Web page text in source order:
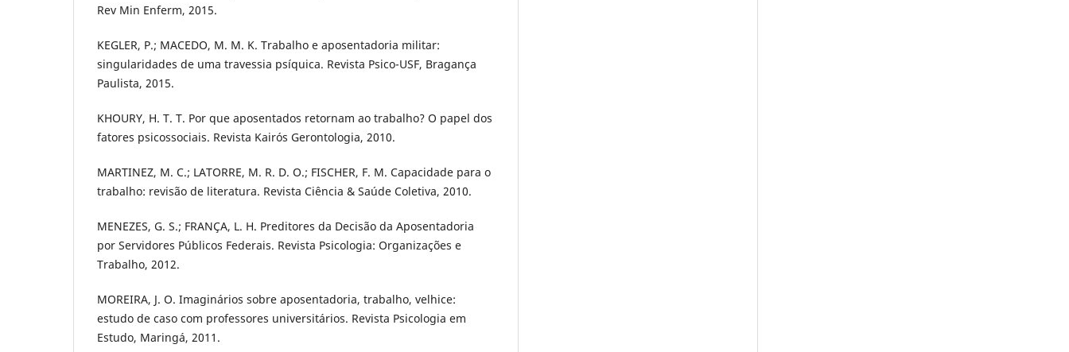
Rev Min Enferm, 2015.
KEGLER, P.; MACEDO, M. M. K. Trabalho e aposentadoria militar:
singularidades de uma travessia psíquica. Revista Psico-USF, Bragança
Paulista, 2015.
KHOURY, H. T. T. Por que aposentados retornam ao trabalho? O papel dos
fatores psicossociais. Revista Kairós Gerontologia, 2010.
MARTINEZ, M. C.; LATORRE, M. R. D. O.; FISCHER, F. M. Capacidade para o
trabalho: revisão de literatura. Revista Ciência & Saúde Coletiva, 2010.
MENEZES, G. S.; FRANÇA, L. H. Preditores da Decisão da Aposentadoria
por Servidores Públicos Federais. Revista Psicologia: Organizações e
Trabalho, 2012.
MOREIRA, J. O. Imaginários sobre aposentadoria, trabalho, velhice:
estudo de caso com professores universitários. Revista Psicologia em
Estudo, Maringá, 2011.